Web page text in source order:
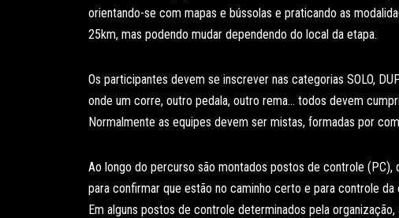
orientando-se com mapas e bússolas e praticando as
25km, mas podendo mudar dependendo do local da etapa.
Os participantes devem se inscrever nas categorias SOLO,
onde um corre, outro pedala, outro rema… todos devem
Normalmente as equipes devem ser mistas, formadas por
Ao longo do percurso são montados postos de controle (PC),
para confirmar que estão no caminho certo e para controle
Em alguns postos de controle determinados pela